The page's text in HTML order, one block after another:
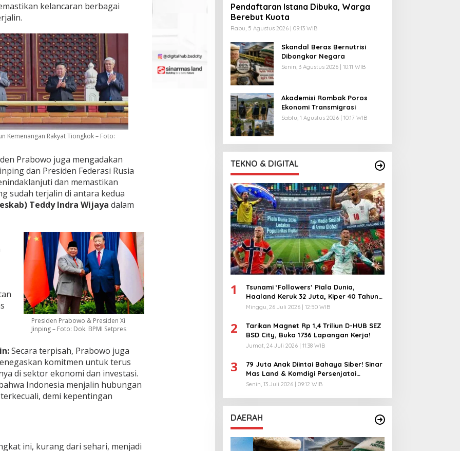
kelancaran berbagai
Kemenangan Rakyat Tiongkok – Foto:
Prabowo juga mengadakan
dan Presiden Federasi Rusia
dan memastikan
sudah terjalin di antara kedua
Teddy Indra Wijaya dalam
Presiden Prabowo & Presiden Xi
Jinping – Foto: Dok. BPMI Setpres
Secara terpisah, Prabowo juga
komitmen untuk terus
di sektor ekonomi dan investasi.
Indonesia menjalin hubungan
demi kepentingan
ini, kurang dari sehari, menjadi
Pendaftaran Istana Dibuka, Warga
Berebut Kuota
Rabu, 5 Agustus 2026 | 09:13 WIB
Skandal Beras Bernutrisi
Dibongkar Negara
Senin, 3 Agustus 2026 | 10:11 WIB
Akademisi Rombak Poros
Ekonomi Transmigrasi
Sabtu, 1 Agustus 2026 | 10:17 WIB
TEKNO & DIGITAL
1
Tsunami ‘Followers’ Piala Dunia,
Haaland Keruk 32 Juta, Kiper 40 Tahun
Bikin Geger!
Minggu, 26 Juli 2026 | 12:50 WIB
2
Tarikan Magnet Rp 1,4 Triliun D-HUB SEZ
BSD City, Buka 1736 Lapangan Kerja!
Jumat, 24 Juli 2026 | 11:38 WIB
3
79 Juta Anak Diintai Bahaya Siber! Sinar
Mas Land & Komdigi Persenjatai
Ratusan Guru!
Senin, 13 Juli 2026 | 09:12 WIB
DAERAH